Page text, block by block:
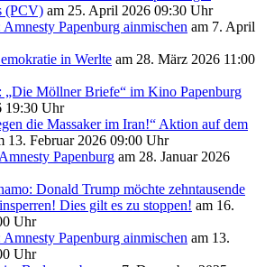
(PCV) am 25. April 2026 09:30 Uhr
Papenburg ainmischen am 7. April
in Werlte am 28. März 2026 11:00
„Die Möllner Briefe“ im Kino Papenburg
19:30 Uhr
die Massaker im Iran!“ Aktion auf dem
13. Februar 2026 09:00 Uhr
Papenburg am 28. Januar 2026
Donald Trump möchte zehntausende
Dies gilt es zu stoppen! am 16.
Uhr
Papenburg ainmischen am 13.
Uhr